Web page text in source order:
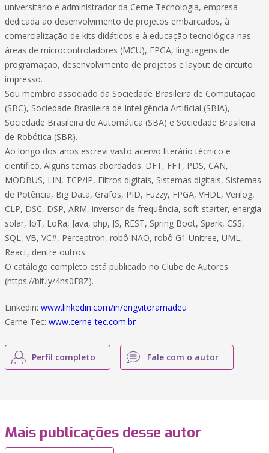
universitário e administrador da Cerne Tecnologia, empresa
dedicada ao desenvolvimento de projetos embarcados, à
comercialização de kits didáticos e à educação tecnológica nas
áreas de microcontroladores (MCU), FPGA, linguagens de
programação, desenvolvimento de projetos e layout de circuito
impresso.
Sou membro associado da Sociedade Brasileira de Computação
(SBC), Sociedade Brasileira de Inteligência Artificial (SBIA),
Sociedade Brasileira de Automática (SBA) e Sociedade Brasileira
de Robótica (SBR).
Ao longo dos anos escrevi vasto acervo literário técnico e
científico. Alguns temas abordados: DFT, FFT, PDS, CAN,
MODBUS, LIN, TCP/IP, Filtros digitais, Sistemas digitais, Sistemas
de Potência, Big Data, Grafos, PID, Fuzzy, FPGA, VHDL, Verilog,
CLP, DSC, DSP, ARM, inversor de frequência, soft-starter, energia
solar, IoT, LoRa, Java, php, JS, REST, Spring Boot, Spark, CSS,
SQL, VB, VC#, Perceptron, robô NAO, robô G1 Unitree, UML,
React, dentre outros.
O catálogo completo está publicado no Clube de Autores
(https://bit.ly/4ns0E8Z).
Linkedin: www.linkedin.com/in/engvitoramadeu
Cerne Tec: www.cerne-tec.com.br
Perfil completo Fale com o autor
Mais publicações desse autor